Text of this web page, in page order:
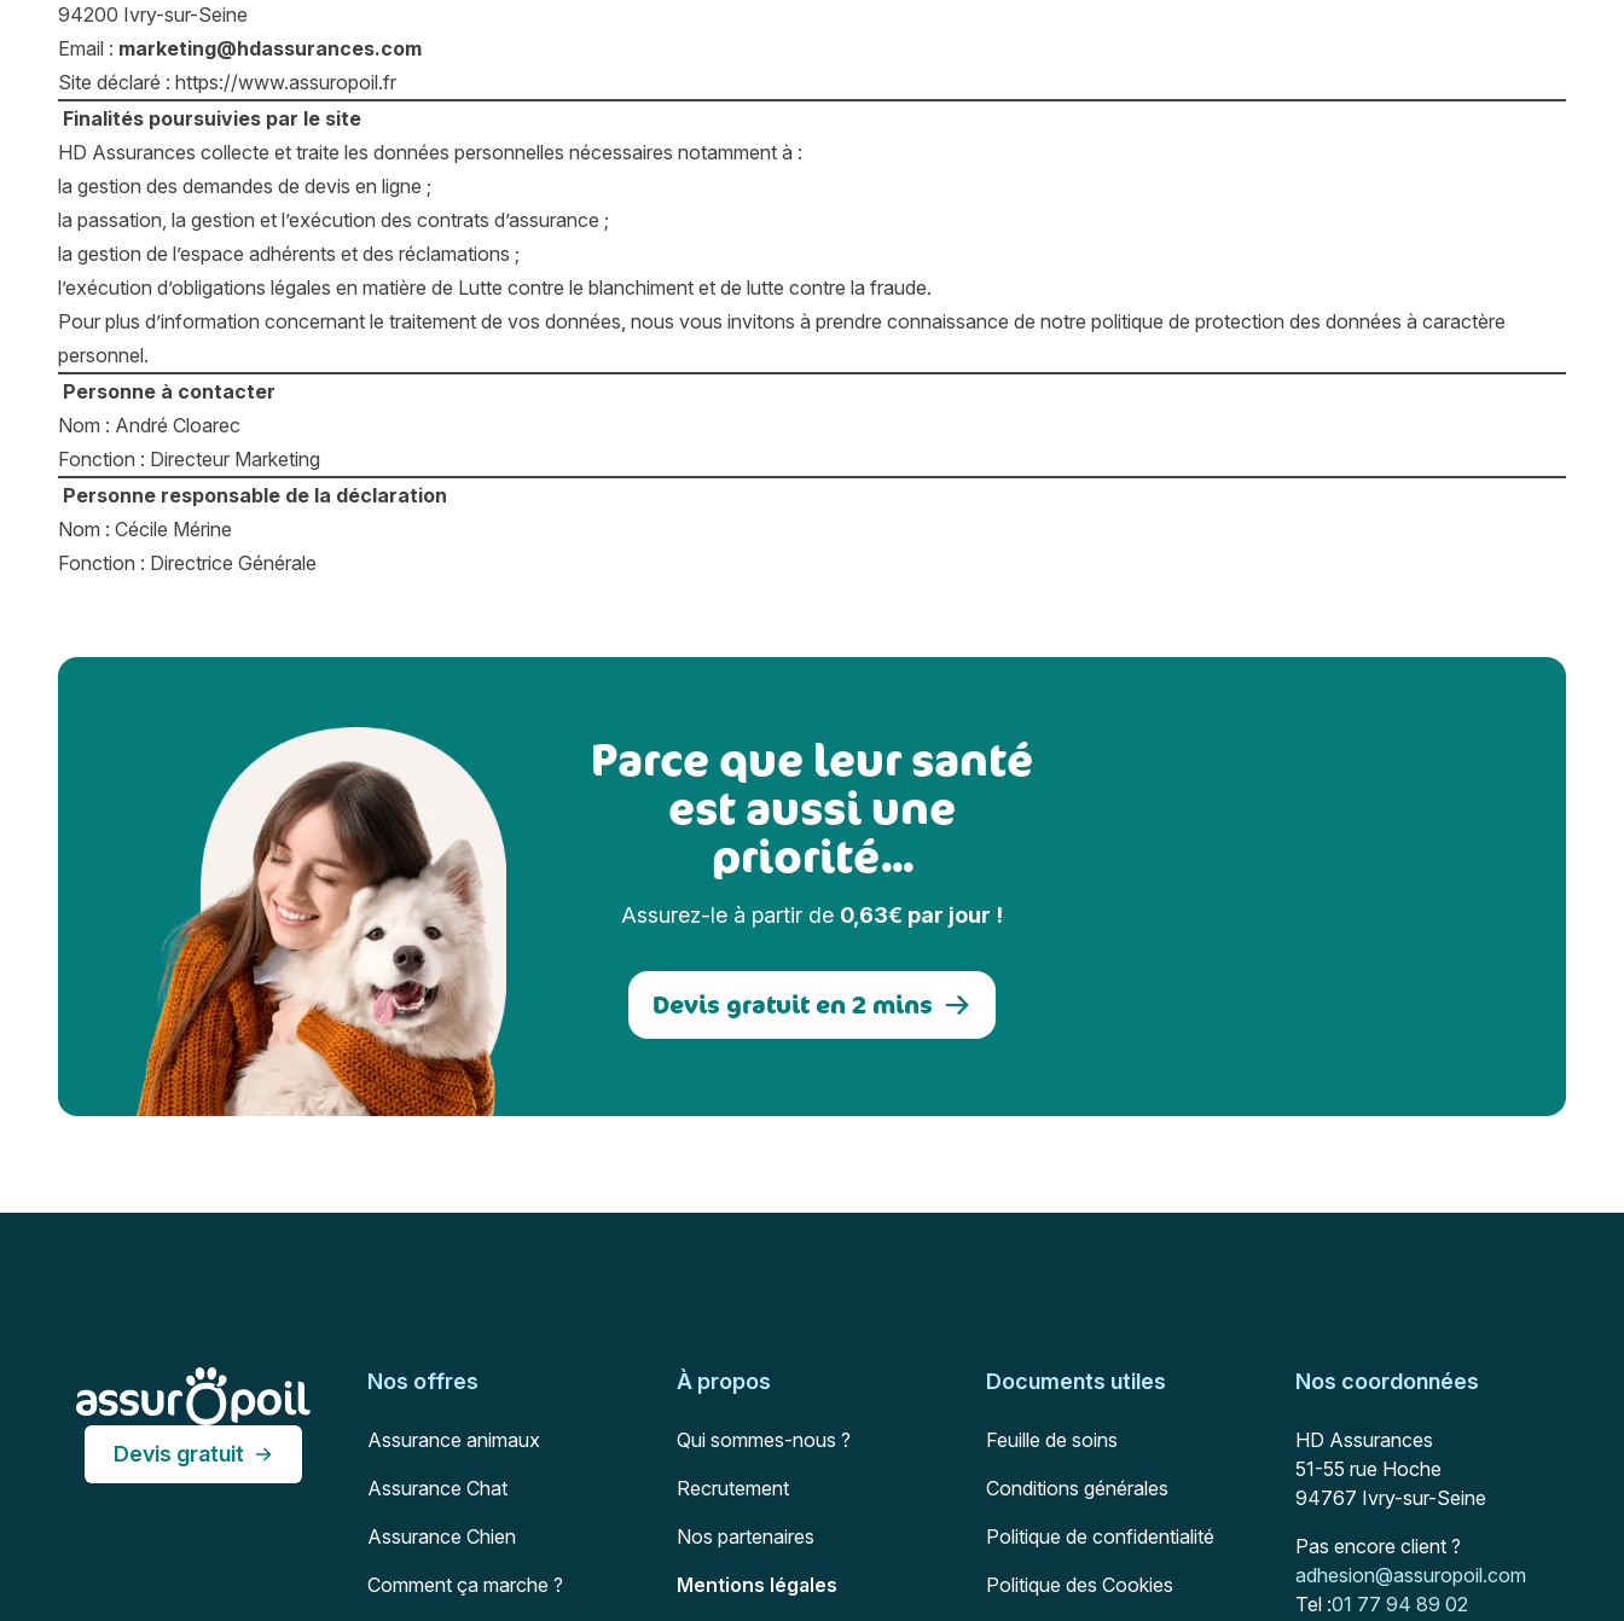
94200 Ivry-sur-Seine
Email : marketing@hdassurances.com
Site déclaré : https://www.assuropoil.fr
Finalités poursuivies par le site
HD Assurances collecte et traite les données personnelles nécessaires notamment à :
la gestion des demandes de devis en ligne ;
la passation, la gestion et l’exécution des contrats d’assurance ;
la gestion de l’espace adhérents et des réclamations ;
l’exécution d’obligations légales en matière de Lutte contre le blanchiment et de lutte contre la fraude.
Pour plus d’information concernant le traitement de vos données, nous vous invitons à prendre connaissance de notre politique de protection des données à caractère
personnel.
Personne à contacter
Nom : André Cloarec
Fonction : Directeur Marketing
Personne responsable de la déclaration
Nom : Cécile Mérine
Fonction : Directrice Générale
Parce que leur santé
est aussi une
priorité...
Assurez-le à partir de 0,63€ par jour !
Devis gratuit en 2 mins
Devis gratuit
Nos offres
Assurance animaux
Assurance Chat
Assurance Chien
Comment ça marche ?
À propos
Qui sommes-nous ?
Recrutement
Nos partenaires
Mentions légales
Documents utiles
Feuille de soins
Conditions générales
Politique de confidentialité
Politique des Cookies
Nos coordonnées
Adresse postale
HD Assurances
51-55 rue Hoche
94767 Ivry-sur-Seine
Pas encore client ?
Mail :
adhesion@assuropoil.com
Tel :01 77 94 89 02